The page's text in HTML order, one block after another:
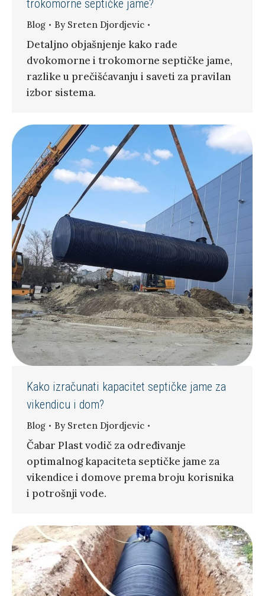
trokomorne septičke jame?
Blog By Sreten Djordjevic
Detaljno objašnjenje kako rade
dvokomorne i trokomorne septičke jame,
razlike u prečišćavanju i saveti za pravilan
izbor sistema.
Kako izračunati kapacitet septičke jame za
vikendicu i dom?
Blog By Sreten Djordjevic
Čabar Plast vodič za određivanje
optimalnog kapaciteta septičke jame za
vikendice i domove prema broju korisnika
i potrošnji vode.